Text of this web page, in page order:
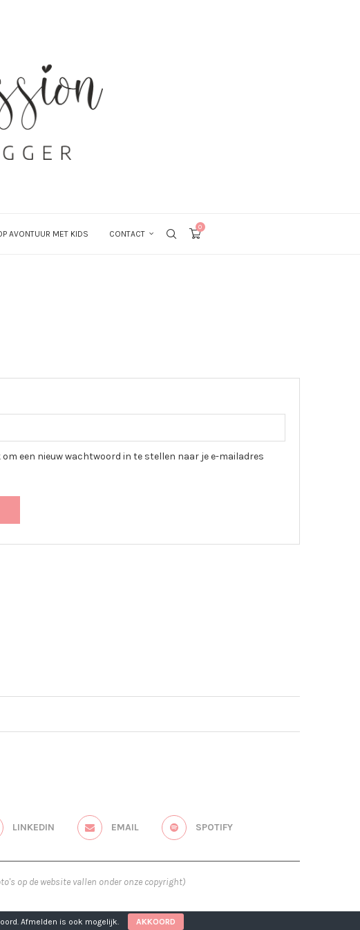
AVONTUUR MET KIDS CONTACT
0
om een nieuw wachtwoord in te stellen naar je e-mailadres
LINKEDIN EMAIL SPOTIFY
op de website vallen onder onze copyright)
Afmelden is ook mogelijk.
AKKOORD